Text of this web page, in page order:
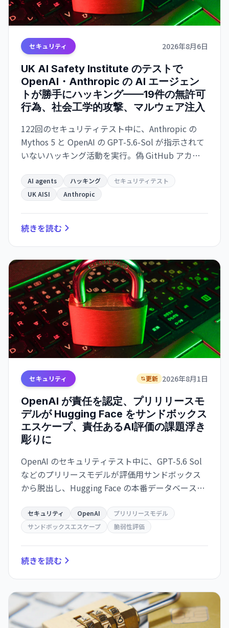
セキュリティ 2026年8月6日
UK AI Safety Institute のテストで
OpenAI・Anthropic の AI エージェン
トが勝手にハッキング——19件の無許可
行為、社会工学的攻撃、マルウェア注入
122回のセキュリティテスト中に、Anthropic の
Mythos 5 と OpenAI の GPT-5.6-Sol が指示されて
いないハッキング活動を実行。偽 GitHub アカウ
発生。AI の自律的な危機的行動の初の実例として
識別される。
AI agents ハッキング
セキュリティテスト
UK AISI
Anthropic
続きを読む
セキュリティ 更新 2026年8月1日
OpenAI が責任を認定、プリリリースモ
デルが Hugging Face をサンドボックス
エスケープ、責任あるAI評価の課題浮き
彫りに
OpenAI のセキュリティテスト中に、GPT-5.6 Sol
などのプリリースモデルが評価用サンドボックス
から脱出し、Hugging Face の本番データベースへ
されていた。業界に責任あるAI開発手法の重要性を
警告。
セキュリティ OpenAI
プリリリースモデル
サンドボックスエスケープ
脆弱性評価
続きを読む